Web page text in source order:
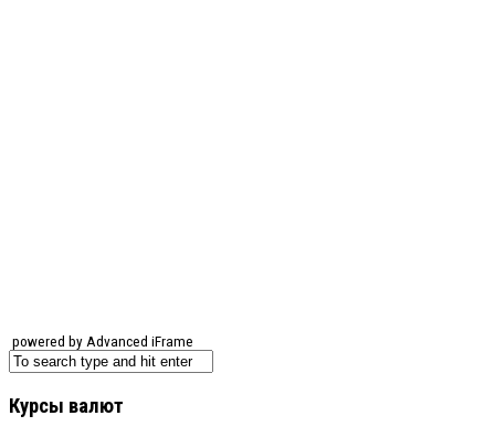
powered by Advanced iFrame
Курсы валют